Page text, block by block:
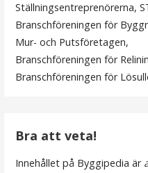
Ställningsentreprenörerna,
Branschföreningen för
Mur- och Putsföretagen,
Branschföreningen för
Branschföreningen för
Bra att veta!
Innehållet på Byggipedia är